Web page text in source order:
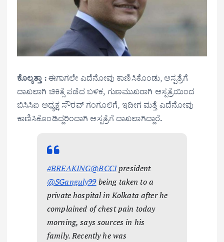
ಕೊಲ್ಕತ್ತಾ :ಈಗಾಗಲೇ ಎದೆನೋವು ಕಾಣಿಸಿಕೊಂಡು, ಆಸ್ಪತ್ರೆಗೆ
ದಾಖಲಾಗಿ ಚಿಕಿತ್ಸೆ ಪಡೆದ ಬಳಿಕ, ಗುಣಮುಖರಾಗಿ ಆಸ್ಪತ್ರೆಯಿಂದ
ಬಿಸಿಸಿಐ ಅಧ್ಯಕ್ಷ ಸೌರವ್ ಗಂಗೂಲಿಗೆ, ಇದೀಗ ಮತ್ತೆ ಎದೆನೋವು
ಕಾಣಿಸಿಕೊಂಡಿದ್ದರಿಂದಾಗಿ ಆಸ್ಪತ್ರೆಗೆ ದಾಖಲಾಗಿದ್ದಾರೆ.
#BREAKING@BCCIpresident
@SGanguly99being taken to a
private hospital in Kolkata after he
complained of chest pain today
morning, says sources in his
family. Recently he was